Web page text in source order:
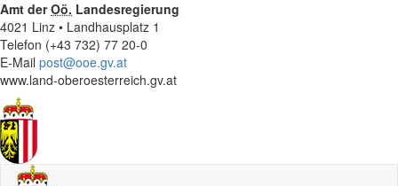
Amt derOö. Landesregierung
4021 Linz • Landhausplatz 1
Telefon (+43 732) 77 20-0
E-Mail post@ooe.gv.at
www.land-oberoesterreich.gv.at